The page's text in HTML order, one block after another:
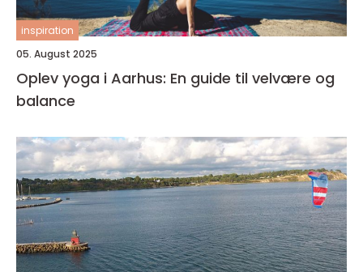
inspiration
05. August 2025
Oplev yoga i Aarhus: En guide til velvære og
balance